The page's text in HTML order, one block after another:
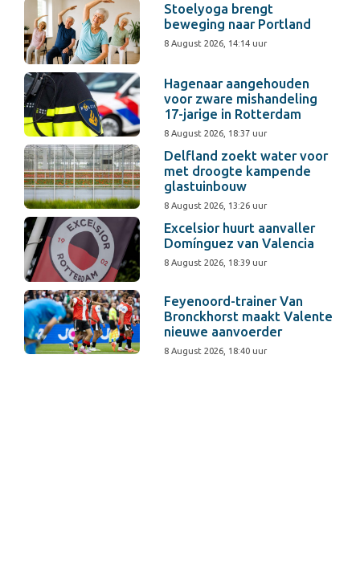
Stoelyoga brengt
beweging naar Portland
8 August 2026, 14:14 uur
Hagenaar aangehouden
voor zware mishandeling
17-jarige in Rotterdam
8 August 2026, 18:37 uur
Delfland zoekt water voor
met droogte kampende
glastuinbouw
8 August 2026, 13:26 uur
Excelsior huurt aanvaller
Domínguez van Valencia
8 August 2026, 18:39 uur
Feyenoord-trainer Van
Bronckhorst maakt Valente
nieuwe aanvoerder
8 August 2026, 18:40 uur